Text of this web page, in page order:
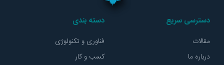
دسترسی سریع
مقالات
درباره ما
دسته بندی
فناوری و تکنولوژی
کسب و کار